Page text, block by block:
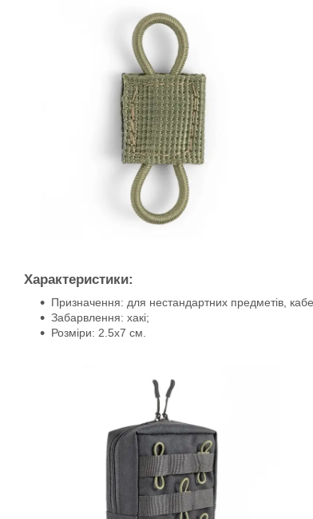
Характеристики:
Призначення: для нестандартних предметів,
Забарвлення: хакі;
Розміри: 2.5х7 см.